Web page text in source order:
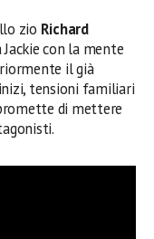
zio Richard
con la mente
il già
tensioni familiari
di mettere